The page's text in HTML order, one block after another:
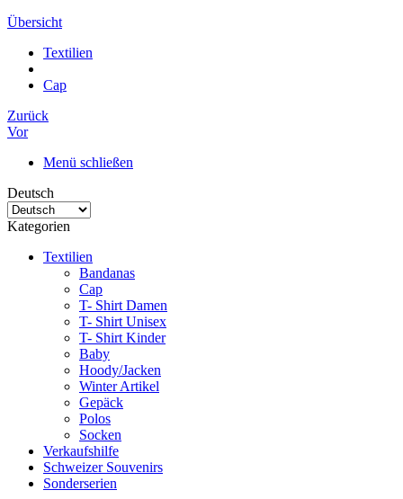
Übersicht
Textilien
Cap
Zurück
Vor
Menü schließen
Deutsch
Kategorien
Textilien
Bandanas
Cap
T- Shirt Damen
T- Shirt Unisex
T- Shirt Kinder
Baby
Hoody/Jacken
Winter Artikel
Gepäck
Polos
Socken
Verkaufshilfe
Schweizer Souvenirs
Sonderserien